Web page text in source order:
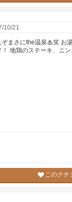
10/21
まさにthe温泉♨笑 お
地鶏のステーキ、ニ
このクチ